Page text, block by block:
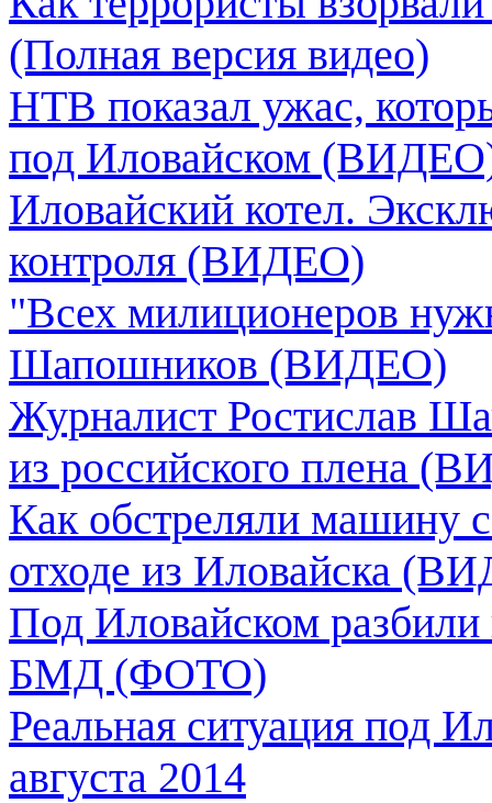
(Полная версия видео)
НТВ показал ужас,
под Иловайском
Иловайский котел.
контроля (ВИДЕО)
"Всех милиционеров
Шапошников (ВИДЕО)
Журналист Ростислав
из российского плена
Как обстреляли машину
отходе из Иловайска
Под Иловайском разбили
БМД (ФОТО)
Реальная ситуация под
августа 2014